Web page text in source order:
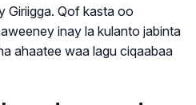
Giriigga. Qof kasta oo
inay la kulanto jabinta
ahaatee waa lagu ciqaabaa